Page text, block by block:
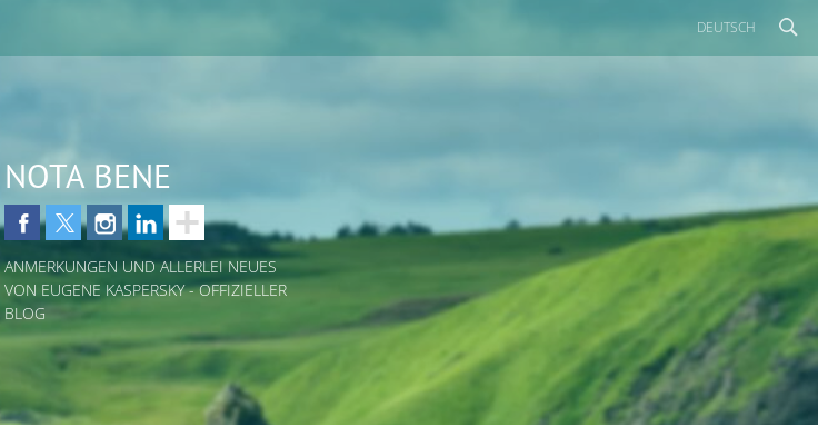
DEUTSCH
NOTA BENE
ANMERKUNGEN UND ALLERLEI NEUES
VON EUGENE KASPERSKY - OFFIZIELLER
BLOG